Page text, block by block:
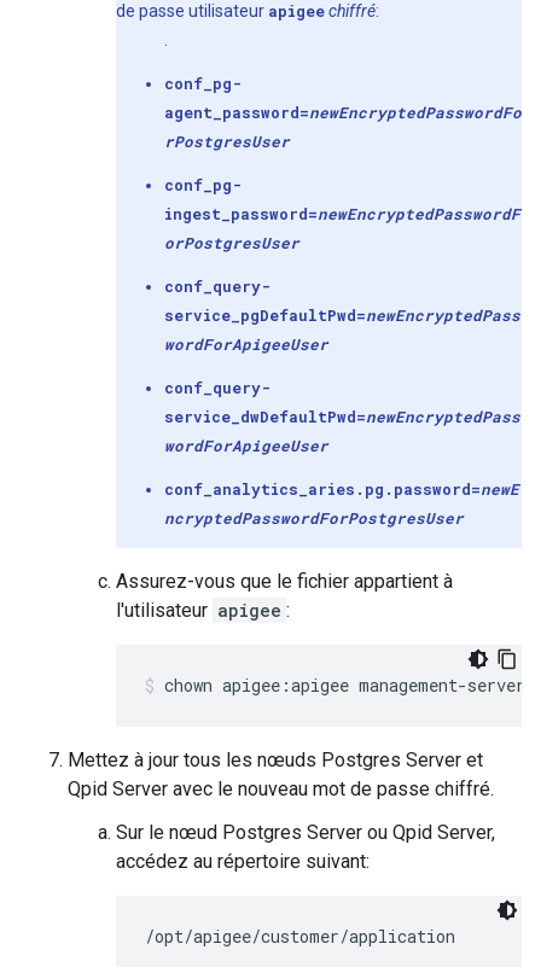
de passe utilisateur apigeechiffré:
conf_pg-
agent_password=newEncryptedPasswordFo
rPostgresUser
conf_pg-
ingest_password=newEncryptedPasswordF
orPostgresUser
conf_query-
service_pgDefaultPwd=newEncryptedPass
wordForApigeeUser
conf_query-
service_dwDefaultPwd=newEncryptedPass
wordForApigeeUser
conf_analytics_aries.pg.password=newE
ncryptedPasswordForPostgresUser
Assurez-vous que le fichier appartient à
l'utilisateur apigee :
chown apigee:apigee management-
Mettez à jour tous les nœuds Postgres Server et
Qpid Server avec le nouveau mot de passe chiffré.
Sur le nœud Postgres Server ou Qpid Server,
accédez au répertoire suivant:
/opt/apigee/customer/application